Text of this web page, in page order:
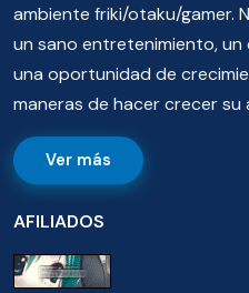
ambiente friki/otaku/gamer.
un sano entretenimiento,
una oportunidad de
maneras de hacer crecer su
Ver más
AFILIADOS